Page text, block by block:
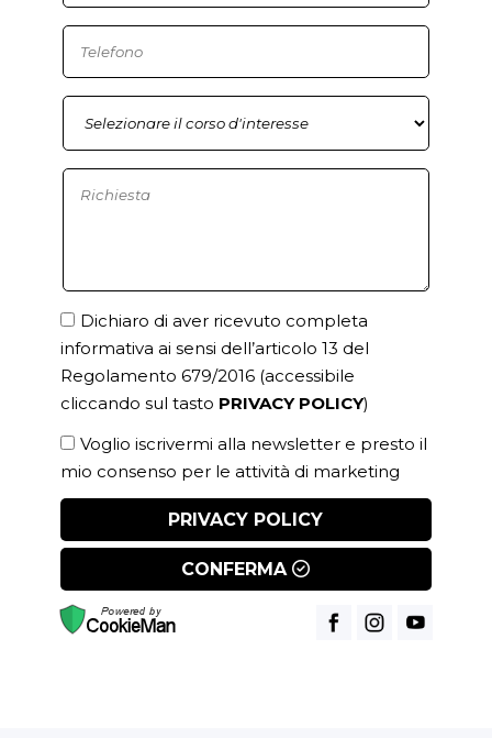
Dichiaro di aver ricevuto completa
informativa ai sensi dell’articolo 13 del
Regolamento 679/2016 (accessibile
cliccando sul tasto PRIVACY POLICY)
Voglio iscrivermi alla newsletter e presto il
mio consenso per le attività di marketing
PRIVACY POLICY
CONFERMA